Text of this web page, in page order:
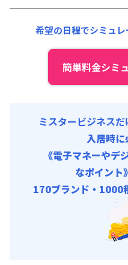
その他費用 :
希望の日程でシミュ
簡単料金シミ
ミスタービジネス
入居時
《電子マネーやデ
なポイント
170ブランド・1000